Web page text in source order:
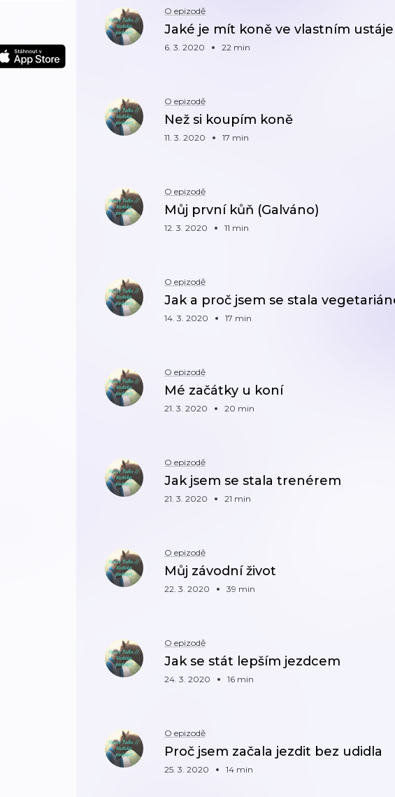
O epizodě
Jaké je mít koně ve vlastním
6. 3. 2020 22 min
O epizodě
Než si koupím koně
11. 3. 2020 17 min
O epizodě
Můj první kůň (Galváno)
12. 3. 2020 11 min
O epizodě
Jak a proč jsem se stala
14. 3. 2020 17 min
O epizodě
Mé začátky u koní
21. 3. 2020 20 min
O epizodě
Jak jsem se stala trenérem
21. 3. 2020 21 min
O epizodě
Můj závodní život
22. 3. 2020 39 min
O epizodě
Jak se stát lepším jezdcem
24. 3. 2020 16 min
O epizodě
Proč jsem začala jezdit bez udidla
25. 3. 2020 14 min